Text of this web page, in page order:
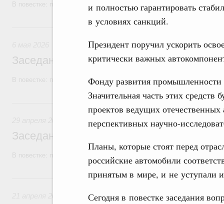
и полностью гарантировать
в условиях санкций.
Президент поручил ускорить
критически важных
Фонду развития
Значительная часть этих
проектов ведущих
перспективных научно-
Планы, которые стоят перед
российские автомобили
принятым в мире, и не уступали
Сегодня в повестке заседания
В повестке: проекты федеральных законов, бюджетные
6 мая, среда
Заседание Правительства (2026 год,
В повестке: проекты федеральных законов, бюджетные
29 апреля, среда
Заседание Правительства (2026 год,
В повестке: проекты федеральных законов.
21 апреля, вторник